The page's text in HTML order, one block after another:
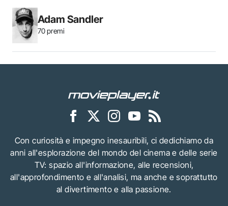
Adam Sandler
70 premi
Con curiosità e impegno inesauribili, ci dedichiamo da
anni all'esplorazione del mondo del cinema e delle serie
TV: spazio all'informazione, alle recensioni,
all'approfondimento e all'analisi, ma anche e soprattutto
al divertimento e alla passione.